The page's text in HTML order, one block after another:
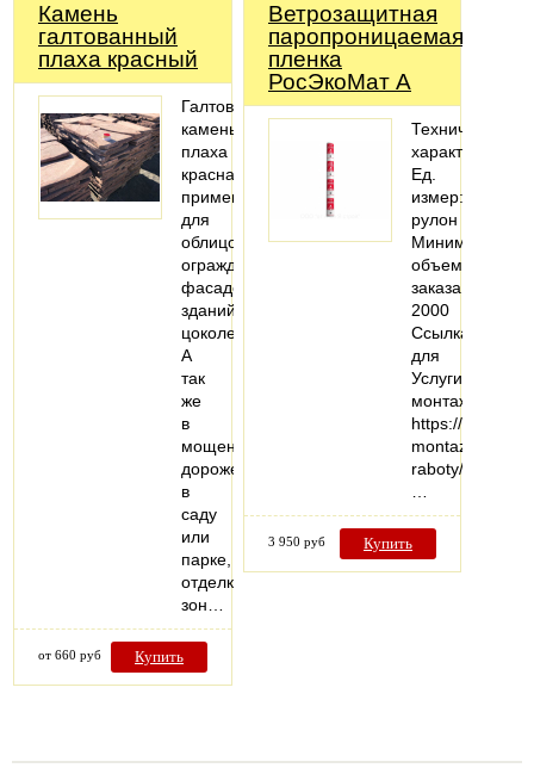
Камень
галтованный
плаха красный
Галтованный
камень
плаха
красная
применяют
для
облицовки
ограждений,
фасадов
зданий,
цоколей.
А
так
же
в
мощении
дорожек
в
саду
или
парке,
отделке
зон…
от 660 руб Купить
Ветрозащитная
паропроницаемая
пленка
РосЭкоМат А
Технические
характеристики
Ед.
измер:
рулон
Минимальный
объем
заказа:
2000
Ссылка
для
Услуги
монтажа:
https://
montazhnye-
raboty/
3 950 руб Купить